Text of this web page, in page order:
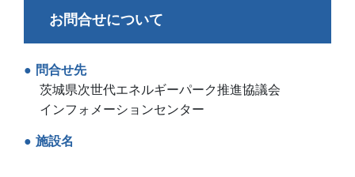
お問合せについて
問合せ先
茨城県次世代エネルギーパーク推進協議会
インフォメーションセンター
施設名